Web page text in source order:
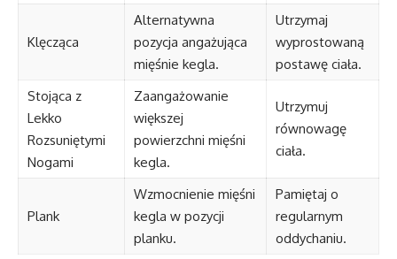
Klęcząca
Alternatywna
pozycja angażująca
mięśnie kegla.
Utrzymaj
wyprostowaną
postawę ciała.
Stojąca z
Lekko
Rozsuniętymi
Nogami
Zaangażowanie
większej
powierzchni mięśni
kegla.
Utrzymuj
równowagę
ciała.
Plank
Wzmocnienie mięśni
kegla w pozycji
planku.
Pamiętaj o
regularnym
oddychaniu.